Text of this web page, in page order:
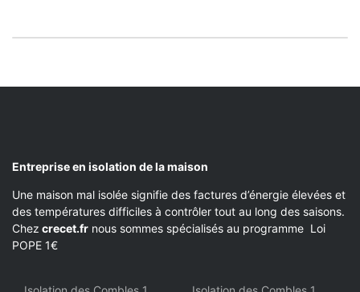
Entreprise en isolation de la maison
Une maison mal isolée signifie des factures d’énergie élevées et
des températures difficiles à contrôler tout au long des saisons.
Chez crecet.fr nous sommes spécialisés au programme Loi
POPE 1€